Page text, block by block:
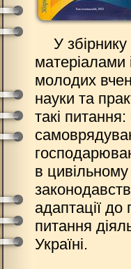
У
матеріалами
молодих
науки та
такі
в
адаптації
питання
Україні.